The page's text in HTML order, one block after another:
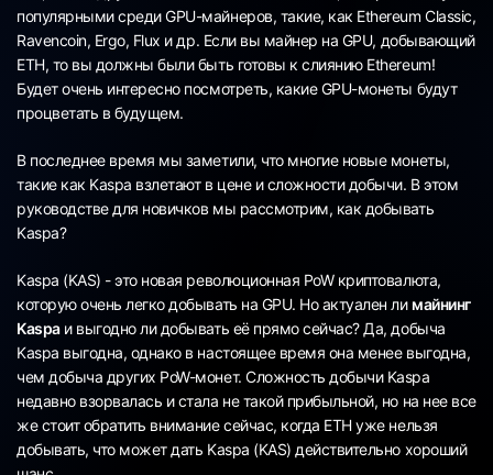
популярными среди GPU-майнеров, такие, как Ethereum Classic,
Ravencoin, Ergo, Flux и др. Если вы майнер на GPU, добывающий
ETH, то вы должны были быть готовы к слиянию Ethereum!
Будет очень интересно посмотреть, какие GPU-монеты будут
процветать в будущем.
В последнее время мы заметили, что многие новые монеты,
такие как Kaspa взлетают в цене и сложности добычи. В этом
руководстве для новичков мы рассмотрим, как добывать
Kaspa?
Kaspa (KAS) - это новая революционная PoW криптовалюта,
которую очень легко добывать на GPU. Но актуален ли майнинг
Kaspaи выгодно ли добывать её прямо сейчас? Да, добыча
Kaspa выгодна, однако в настоящее время она менее выгодна,
чем добыча других PoW-монет. Сложность добычи Kaspa
недавно взорвалась и стала не такой прибыльной, но на нее все
же стоит обратить внимание сейчас, когда ETH уже нельзя
добывать, что может дать Kaspa (KAS) действительно хороший